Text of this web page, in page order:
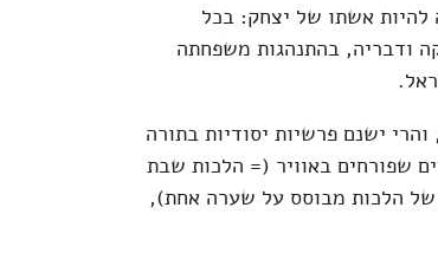
אשתו של יצחק: בכל
ודבריה, בהתנהגות משפחתה
ישנם פרשיות יסודיות בתורה
שפורחים באוויר (= הלכות שבת
הלכות מבוסס על שערה אחת),